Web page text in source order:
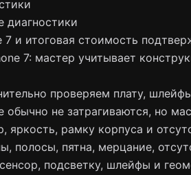
диагностики
и итоговая стоимость
7: мастер учитывает
проверяем плату,
не затрагиваются, но
рамку корпуса и
полосы, пятна, мерцание,
подсветку, шлейфы и